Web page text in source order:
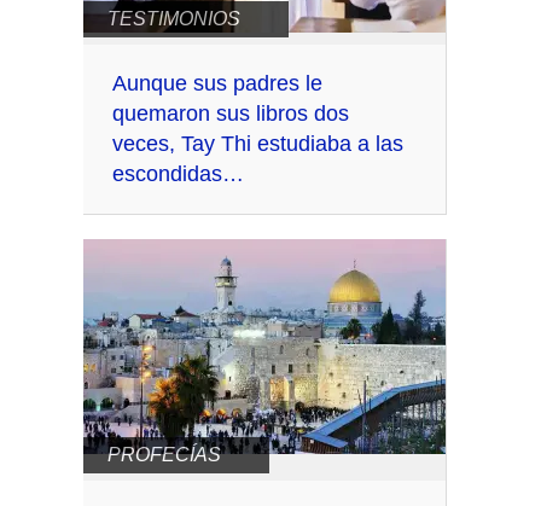
TESTIMONIOS
Aunque sus padres le
quemaron sus libros dos
veces, Tay Thi estudiaba a las
escondidas…
PROFECÍAS